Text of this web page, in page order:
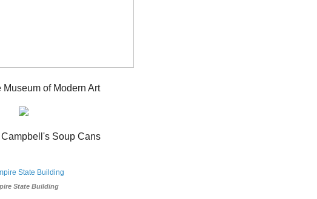
Museum of Modern Art
Soup Cans
State Building